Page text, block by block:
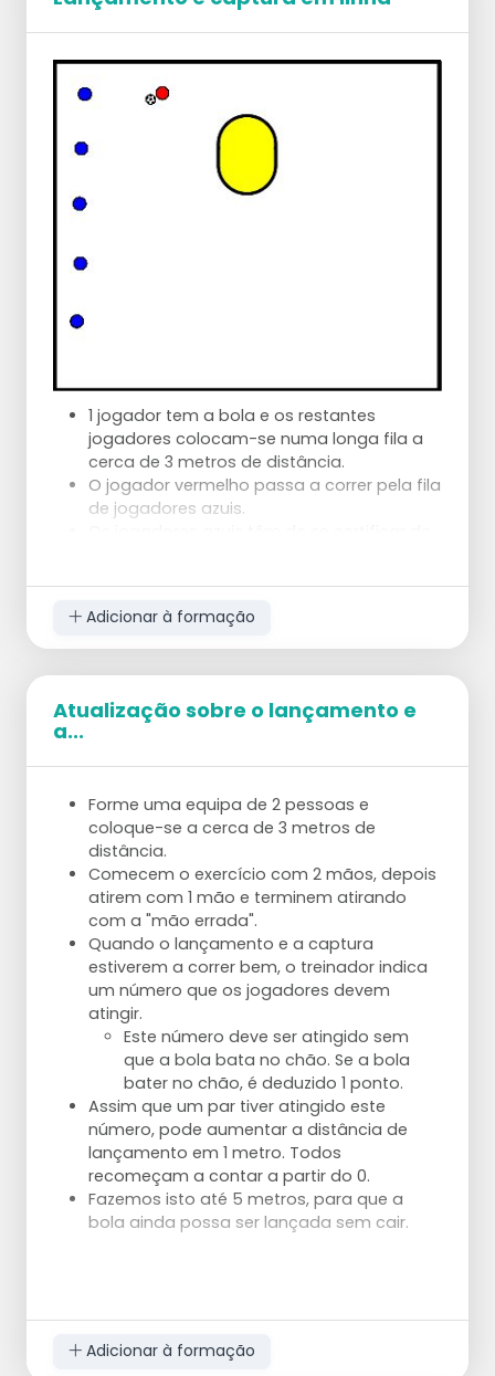
1 jogador tem a bola e os restantes
jogadores colocam-se numa longa fila a
cerca de 3 metros de distância.
O jogador vermelho passa a correr pela fila
de jogadores azuis.
jogador mais à frente de cada vez, de
modo a que todos os jogadores da fila
tenham tido a sua vez.
toda a fila, troca com o primeiro jogador
Adicionar à formação
Atualização sobre o lançamento e
a...
Forme uma equipa de 2 pessoas e
coloque-se a cerca de 3 metros de
distância.
Comecem o exercício com 2 mãos, depois
atirem com 1 mão e terminem atirando
com a "mão errada".
Quando o lançamento e a captura
estiverem a correr bem, o treinador indica
um número que os jogadores devem
atingir.
Este número deve ser atingido sem
que a bola bata no chão. Se a bola
bater no chão, é deduzido 1 ponto.
Assim que um par tiver atingido este
número, pode aumentar a distância de
lançamento em 1 metro. Todos
recomeçam a contar a partir do 0.
Fazemos isto até 5 metros, para que a
bola ainda possa ser lançada sem cair.
Adicionar à formação